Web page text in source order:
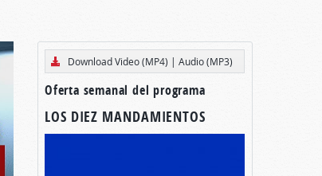
Download Video (MP4) | Audio (MP3)
Oferta semanal del programa
LOS DIEZ MANDAMIENTOS